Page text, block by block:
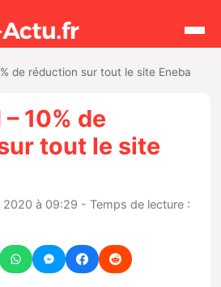
de réduction sur tout le site Eneba
10% de
tout le site
2020 à 09:29 - Temps de lecture :